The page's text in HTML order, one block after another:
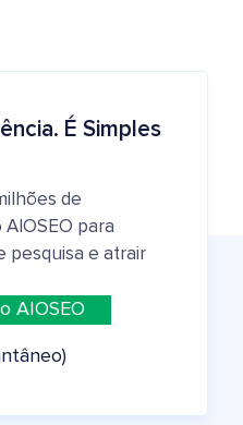
É Simples
de
para
pesquisa e atrair
AIOSEO